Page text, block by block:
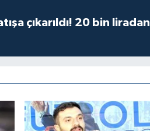
çıkarıldı! 20 bin liradan